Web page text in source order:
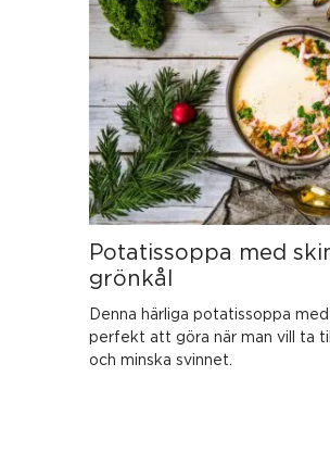
Potatissoppa med
grönkål
Denna härliga potatissoppa
perfekt att göra när man vill ta
och minska svinnet.